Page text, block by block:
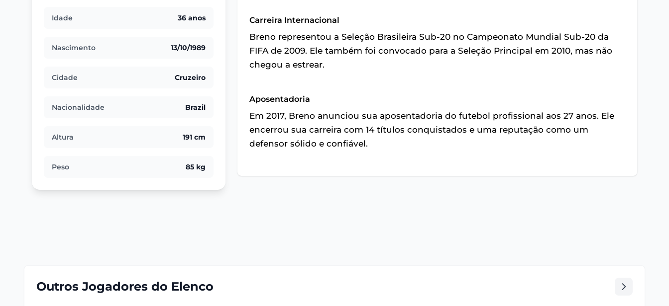
Idade 36 anos
Nascimento 13/10/1989
Cidade Cruzeiro
Nacionalidade Brazil
Altura 191 cm
Peso 85 kg
Carreira Internacional
Breno representou a Seleção Brasileira Sub-20 no Campeonato Mundial Sub-20 da
FIFA de 2009. Ele também foi convocado para a Seleção Principal em 2010, mas não
chegou a estrear.
Aposentadoria
Em 2017, Breno anunciou sua aposentadoria do futebol profissional aos 27 anos. Ele
encerrou sua carreira com 14 títulos conquistados e uma reputação como um
defensor sólido e confiável.
Outros Jogadores do Elenco